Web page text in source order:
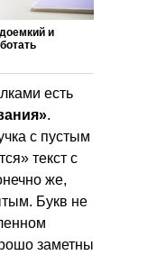
и
есть
.
с пустым
текст с
же,
Букв не
заметны